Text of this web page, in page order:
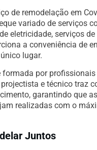
de remodelação em
variado de serviços
eletricidade, serviços
a conveniência de
lugar.
formada por
e técnico traz
garantindo que
realizadas com o
Juntos